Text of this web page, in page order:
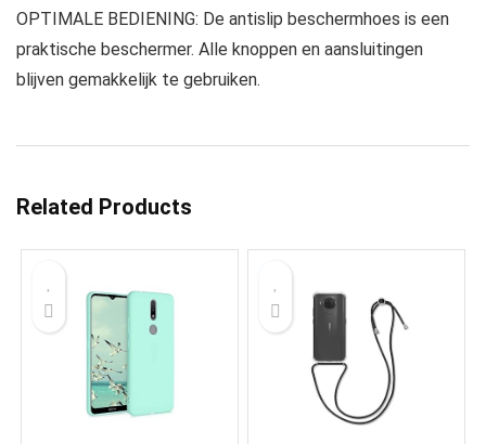
OPTIMALE BEDIENING: De antislip beschermhoes is een
praktische beschermer. Alle knoppen en aansluitingen
blijven gemakkelijk te gebruiken.
Related Products